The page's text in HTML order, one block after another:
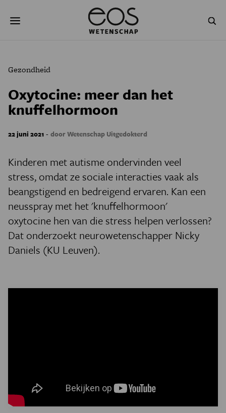
naar
NATUURWETENSCHAPPEN
PSYCHE & BREIN
AGENDA
JONGE UITDAGERS
Gezondheid
Oxytocine: meer dan het
knuffelhormoon
22 juni 2021 - door Wetenschap Uitgedokterd
Kinderen met autisme ondervinden veel
stress, omdat ze sociale interacties vaak als
beangstigend en bedreigend ervaren. Kan een
neusspray met het 'knuffelhormoon'
oxytocine hen van die stress helpen verlossen?
Dat onderzoekt neurowetenschapper Nicky
Daniels (KU Leuven).